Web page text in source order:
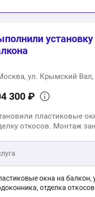
ул. Крымский Вал,
300 ₽
пластиковые
откосов. Монтаж
окна на балкон,
отделка откосов